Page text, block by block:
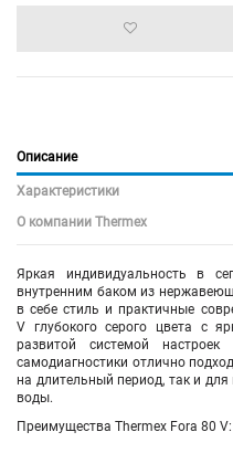
Описание
Характеристики
О компании Thermex
Яркая индивидуальность в
внутренним баком из
в себе стиль и практичные
V глубокого серого цвета с
развитой системой
самодиагностики отлично
на длительный период, так и
воды.
Преимущества Thermex Forа 80 V: